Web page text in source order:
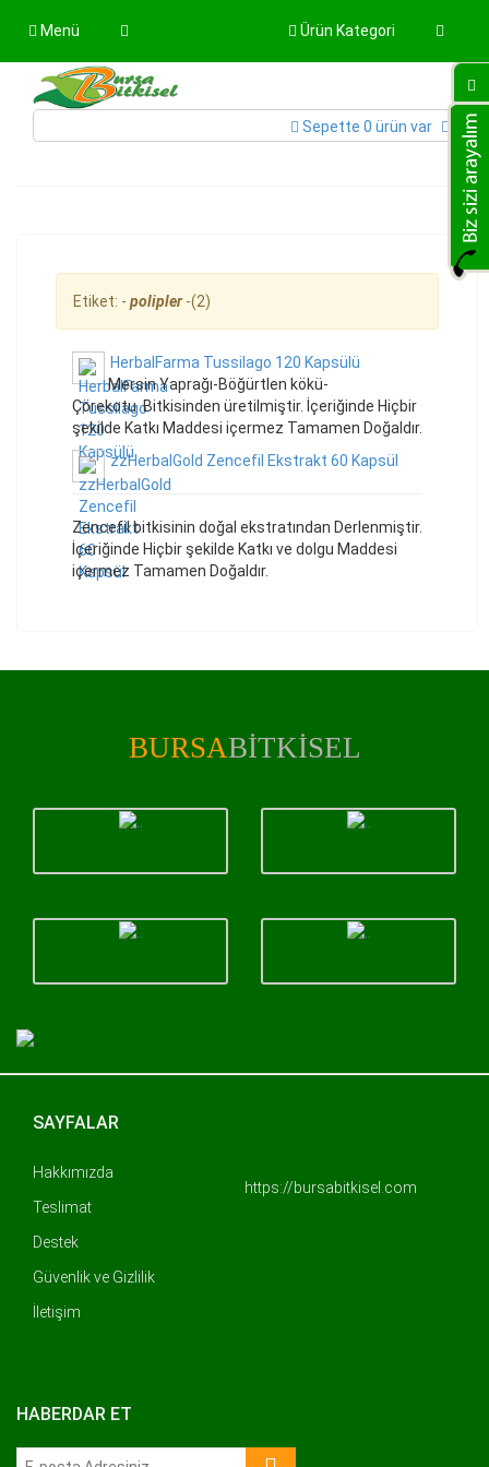
Menü Ürün Kategori
Sepette 0 ürün var
Etiket: - polipler-(2)
HerbalFarma Tussilago 120 Kapsülü
Mersin Yaprağı-Böğürtlen kökü-
Çörekotu Bitkisinden üretilmiştir. İçeriğinde Hiçbir
şekilde Katkı Maddesi içermez Tamamen Doğaldır.
zzHerbalGold Zencefil Ekstrakt 60 Kapsül
Zencefil bitkisinin doğal ekstratından Derlenmiştir.
İçeriğinde Hiçbir şekilde Katkı ve dolgu Maddesi
içermez Tamamen Doğaldır.
BURSABITKISEL
SAYFALAR
Hakkımızda
Teslimat
Destek
Güvenlik ve Gizlilik
İletişim
..
https://bursabitkisel.com
HABERDAR ET